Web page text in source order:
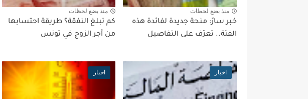
منذ بضع لحظات
خبر سارّ: منحة جديدة لفائدة هذه
الفئة.. تعرّف على التفاصيل
منذ بضع لحظات
كم تبلغ النفقة؟ طريقة احتسابها
من أجر الزوج في تونس
اخبار اخبار